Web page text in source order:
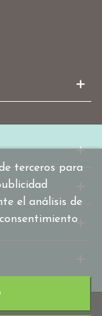
terceros para
el análisis de